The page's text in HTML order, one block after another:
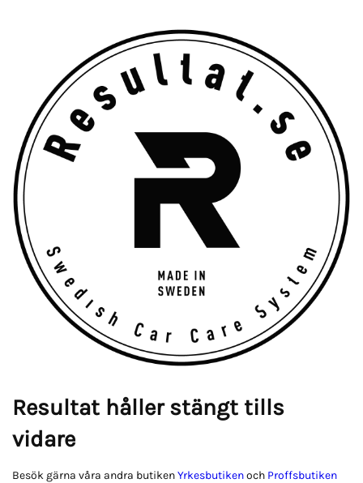
Resultat håller stängt tills
vidare
Besök gärna våra andra butikenYrkesbutikenoch Proffsbutiken